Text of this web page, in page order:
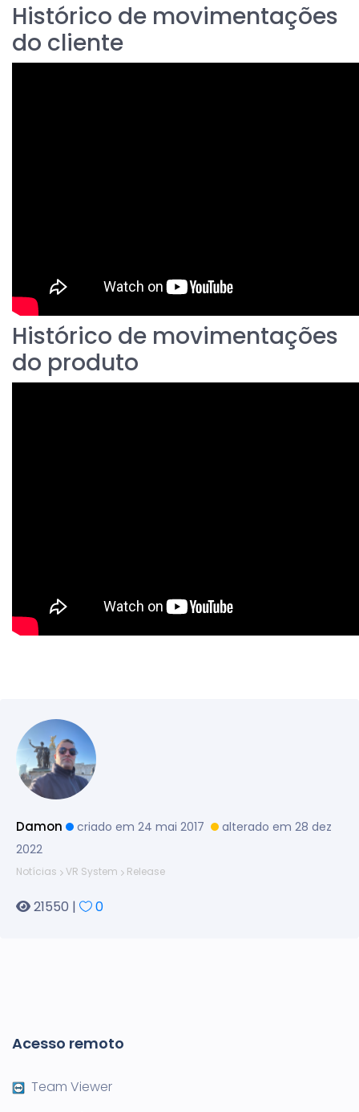
Histórico de movimentações
do cliente
Histórico de movimentações
do produto
Damon criado em 24 mai 2017
alterado em 28 dez
2022
Notícias VR System Release
21550 | 0
Acesso remoto
Team Viewer